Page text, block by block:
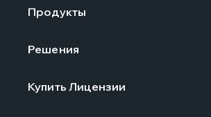
Продукты
Решения
Купить Лицензии